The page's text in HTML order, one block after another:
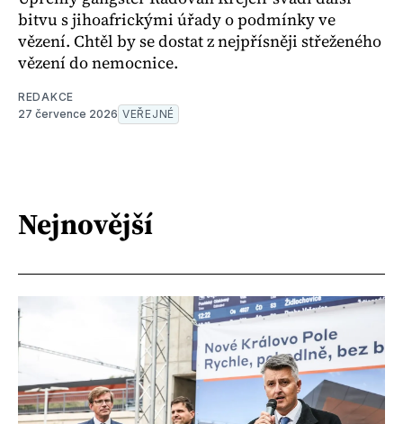
bitvu s jihoafrickými úřady o podmínky ve
vězení. Chtěl by se dostat z nejpřísněji střeženého
vězení do nemocnice.
REDAKCE
27 července 2026 VEŘEJNÉ
Nejnovější